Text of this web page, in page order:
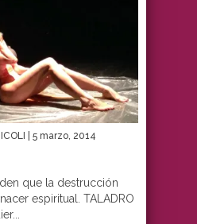
| 5 marzo, 2014
que la destrucción
espiritual. TALADRO